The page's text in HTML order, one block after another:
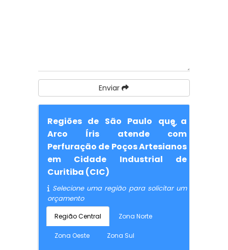
Enviar
Regiões de São Paulo que a
Arco Íris atende com
Perfuração de Poços Artesianos
em Cidade Industrial de
Curitiba (CIC)
Selecione uma região para solicitar um
orçamento
Região Central Zona Norte
Zona Oeste Zona Sul